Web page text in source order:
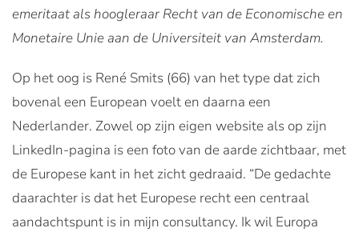
emeritaat als hoogleraar Recht van de Economische en
Monetaire Unie aan de Universiteit van Amsterdam.
Op het oog is René Smits (66) van het type dat zich
bovenal een European voelt en daarna een
Nederlander. Zowel op zijn eigen website als op zijn
LinkedIn-pagina is een foto van de aarde zichtbaar, met
de Europese kant in het zicht gedraaid. “De gedachte
daarachter is dat het Europese recht een centraal
aandachtspunt is in mijn consultancy. Ik wil Europa